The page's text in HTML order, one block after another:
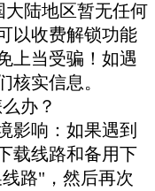
大陆地区暂无任何
以收费解锁功能
上当受骗！如遇
核实信息。
办？
影响：如果遇到
载线路和备用下
路"，然后再次